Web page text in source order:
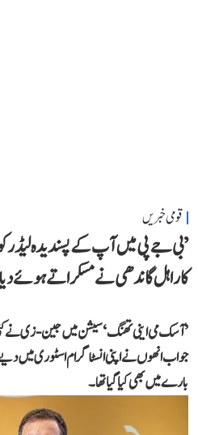
قومی خبریں
’بی جے پی میں آپ کے پسندیدہ
کا راہل گاندھی نے مسکراتے ہوئے
’آسک می اینی تھنگ‘ سیشن میں جین-زی نے
جواب انھوں نے اپنی انسٹاگرام اسٹوری
بارے میں بھی کیا گیا تھا۔